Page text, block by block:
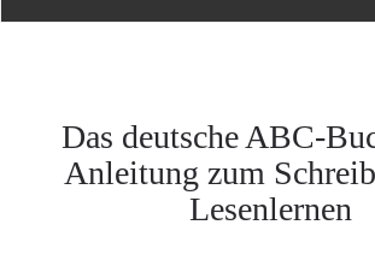
Das deutsche ABC-
Anleitung zum
Lesenlernen